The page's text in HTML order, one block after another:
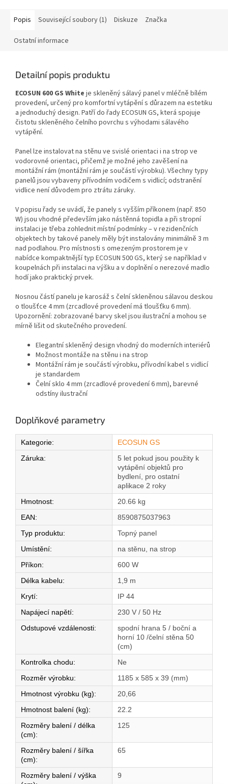
Popis Související soubory (1) Diskuze Značka
Ostatní informace
Detailní popis produktu
ECOSUN 600 GS White je skleněný sálavý panel v mléčně bílém
provedení, určený pro komfortní vytápění s důrazem na estetiku
a jednoduchý design. Patří do řady ECOSUN GS, která spojuje
čistotu skleněného čelního povrchu s výhodami sálavého
vytápění.
Panel lze instalovat na stěnu ve svislé orientaci i na strop ve
vodorovné orientaci, přičemž je možné jeho zavěšení na
montážní rám (montážní rám je součástí výrobku). Všechny typy
panelů jsou vybaveny přívodním vodičem s vidlicí; odstranění
vidlice není důvodem pro ztrátu záruky.
V popisu řady se uvádí, že panely s vyšším příkonem (např. 850
W) jsou vhodné především jako nástěnná topidla a při stropní
instalaci je třeba zohlednit místní podmínky – v rezidenčních
objektech by takové panely měly být instalovány minimálně 3 m
nad podlahou. Pro místnosti s omezeným prostorem je v
nabídce kompaktnější typ ECOSUN 500 GS, který se například v
koupelnách při instalaci na výšku a v doplnění o nerezové madlo
hodí jako praktický prvek.
Nosnou částí panelu je karosáž s čelní skleněnou sálavou deskou
o tloušťce 4 mm (zrcadlové provedení má tloušťku 6 mm).
Upozornění: zobrazované barvy skel jsou ilustrační a mohou se
mírně lišit od skutečného provedení.
Elegantní skleněný design vhodný do moderních interiérů
Možnost montáže na stěnu i na strop
Montážní rám je součástí výrobku, přívodní kabel s vidlicí
je standardem
Čelní sklo 4 mm (zrcadlové provedení 6 mm), barevné
odstíny ilustrační
Doplňkové parametry
Kategorie:
ECOSUN GS
Záruka:
5 let pokud jsou použity k
vytápění objektů pro
bydlení, pro ostatní
aplikace 2 roky
Hmotnost:
20.66 kg
EAN:
8590875037963
Typ produktu:
Topný panel
Umístění:
na stěnu, na strop
Příkon:
600 W
Délka kabelu:
1,9 m
Krytí:
IP 44
Napájecí napětí:
230 V / 50 Hz
Odstupové vzdálenosti:
spodní hrana 5 / boční a
horní 10 /čelní stěna 50
(cm)
Kontrolka chodu:
Ne
Rozměr výrobku:
1185 x 585 x 39 (mm)
Hmotnost výrobku (kg):
20,66
Hmotnost balení (kg):
22.2
Rozměry balení / délka
(cm):
125
Rozměry balení / šířka
(cm):
65
Rozměry balení / výška
9